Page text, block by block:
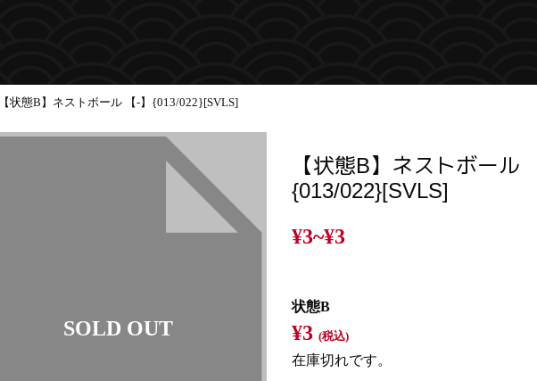
【状態B】ネストボール 【-】{013/022}[SVLS]
【状態B】ネストボール
{013/022}[SVLS]
¥3~¥3
状態B
¥3(税込)
在庫切れです。